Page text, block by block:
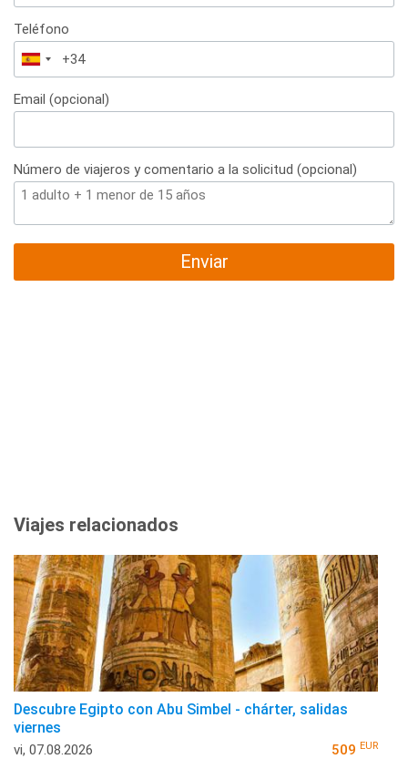
Teléfono
España
+34
Email (opcional)
Número de viajeros y comentario a la solicitud (opcional)
Enviar
Viajes relacionados
Descubre Egipto con Abu Simbel - chárter, salidas
viernes
vi, 07.08.2026 509 EUR